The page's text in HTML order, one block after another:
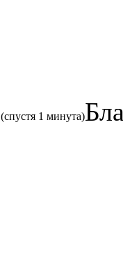
(спустя 1 минута)